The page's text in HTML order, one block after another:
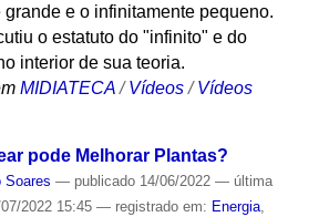
grande e o infinitamente pequeno.
o estatuto do "infinito" e do
interior de sua teoria.
MIDIATECA /Vídeos /Vídeos
pode Melhorar Plantas?
Soares — publicado14/06/2022 — última
2022 15:45 — registrado em: Energia,